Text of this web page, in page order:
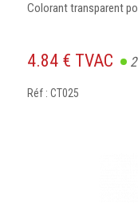
Colorant transparent
4.84 € TVAC 2
Réf : CT025